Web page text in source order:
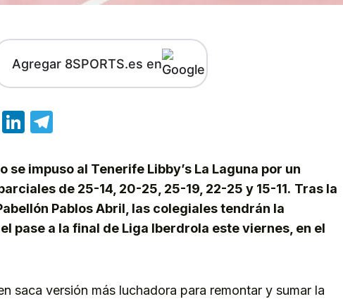
Agregar 8SPORTS.es en
CopyLinkedIn
se impuso al Tenerife Libby’s La Laguna por un
de 25-14, 20-25, 25-19, 22-25 y 15-11. Tras la
Pablos Abril, las colegiales tendrán la
pase a la final de Liga Iberdrola este viernes, en el
saca versión más luchadora para remontar y sumar la